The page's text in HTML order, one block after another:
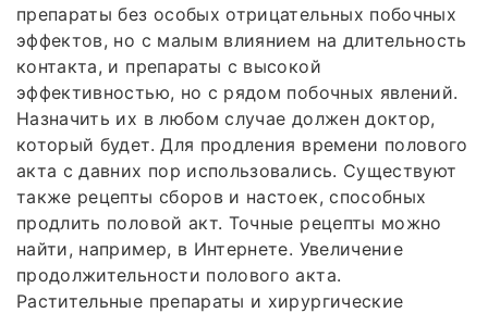
препараты без особых отрицательных побочных
эффектов, но с малым влиянием на длительность
контакта, и препараты с высокой
эффективностью, но с рядом побочных явлений.
Назначить их в любом случае должен доктор,
который будет. Для продления времени полового
акта с давних пор использовались. Существуют
также рецепты сборов и настоек, способных
продлить половой акт. Точные рецепты можно
найти, например, в Интернете. Увеличение
продолжительности полового акта.
Растительные препараты и хирургические